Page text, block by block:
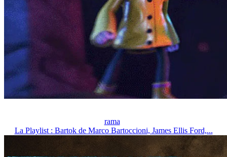
rama
La Playlist : Bartok de Marco Bartoccioni, James Ellis Ford,...